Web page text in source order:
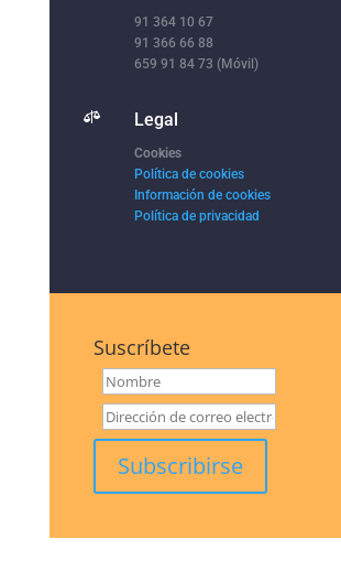
91 364 10 67
91 366 66 88
659 91 84 73 (Móvil)
 Legal
Cookies
Política de cookies
Información de cookies
Política de privacidad
Suscríbete